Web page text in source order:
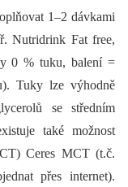
1–2 dávkami
Nutridrink Fat free,
0 % tuku, balení =
Tuky lze výhodně
se středním
také možnost
Ceres MCT (t.č.
přes internet).